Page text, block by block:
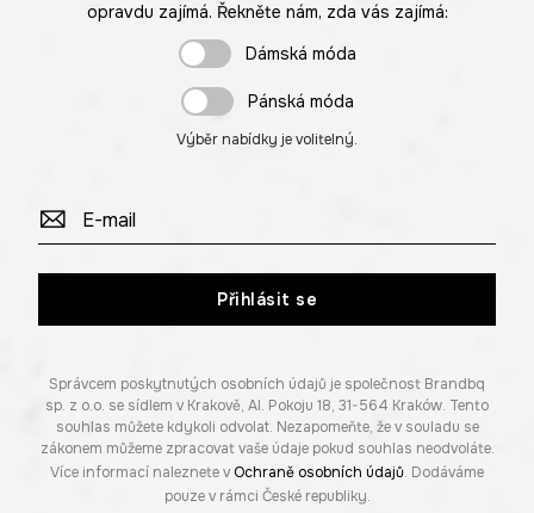
opravdu zajímá. Řekněte nám, zda vás zajímá:
Dámská móda
Pánská móda
Výběr nabídky je volitelný.
Přihlásit se
Správcem poskytnutých osobních údajů je společnost Brandbq
sp. z o.o. se sídlem v Krakově, Al. Pokoju 18, 31-564 Kraków. Tento
souhlas můžete kdykoli odvolat. Nezapomeňte, že v souladu se
zákonem můžeme zpracovat vaše údaje pokud souhlas neodvoláte.
Více informací naleznete v Ochraně osobních údajů. Dodáváme
pouze v rámci České republiky.